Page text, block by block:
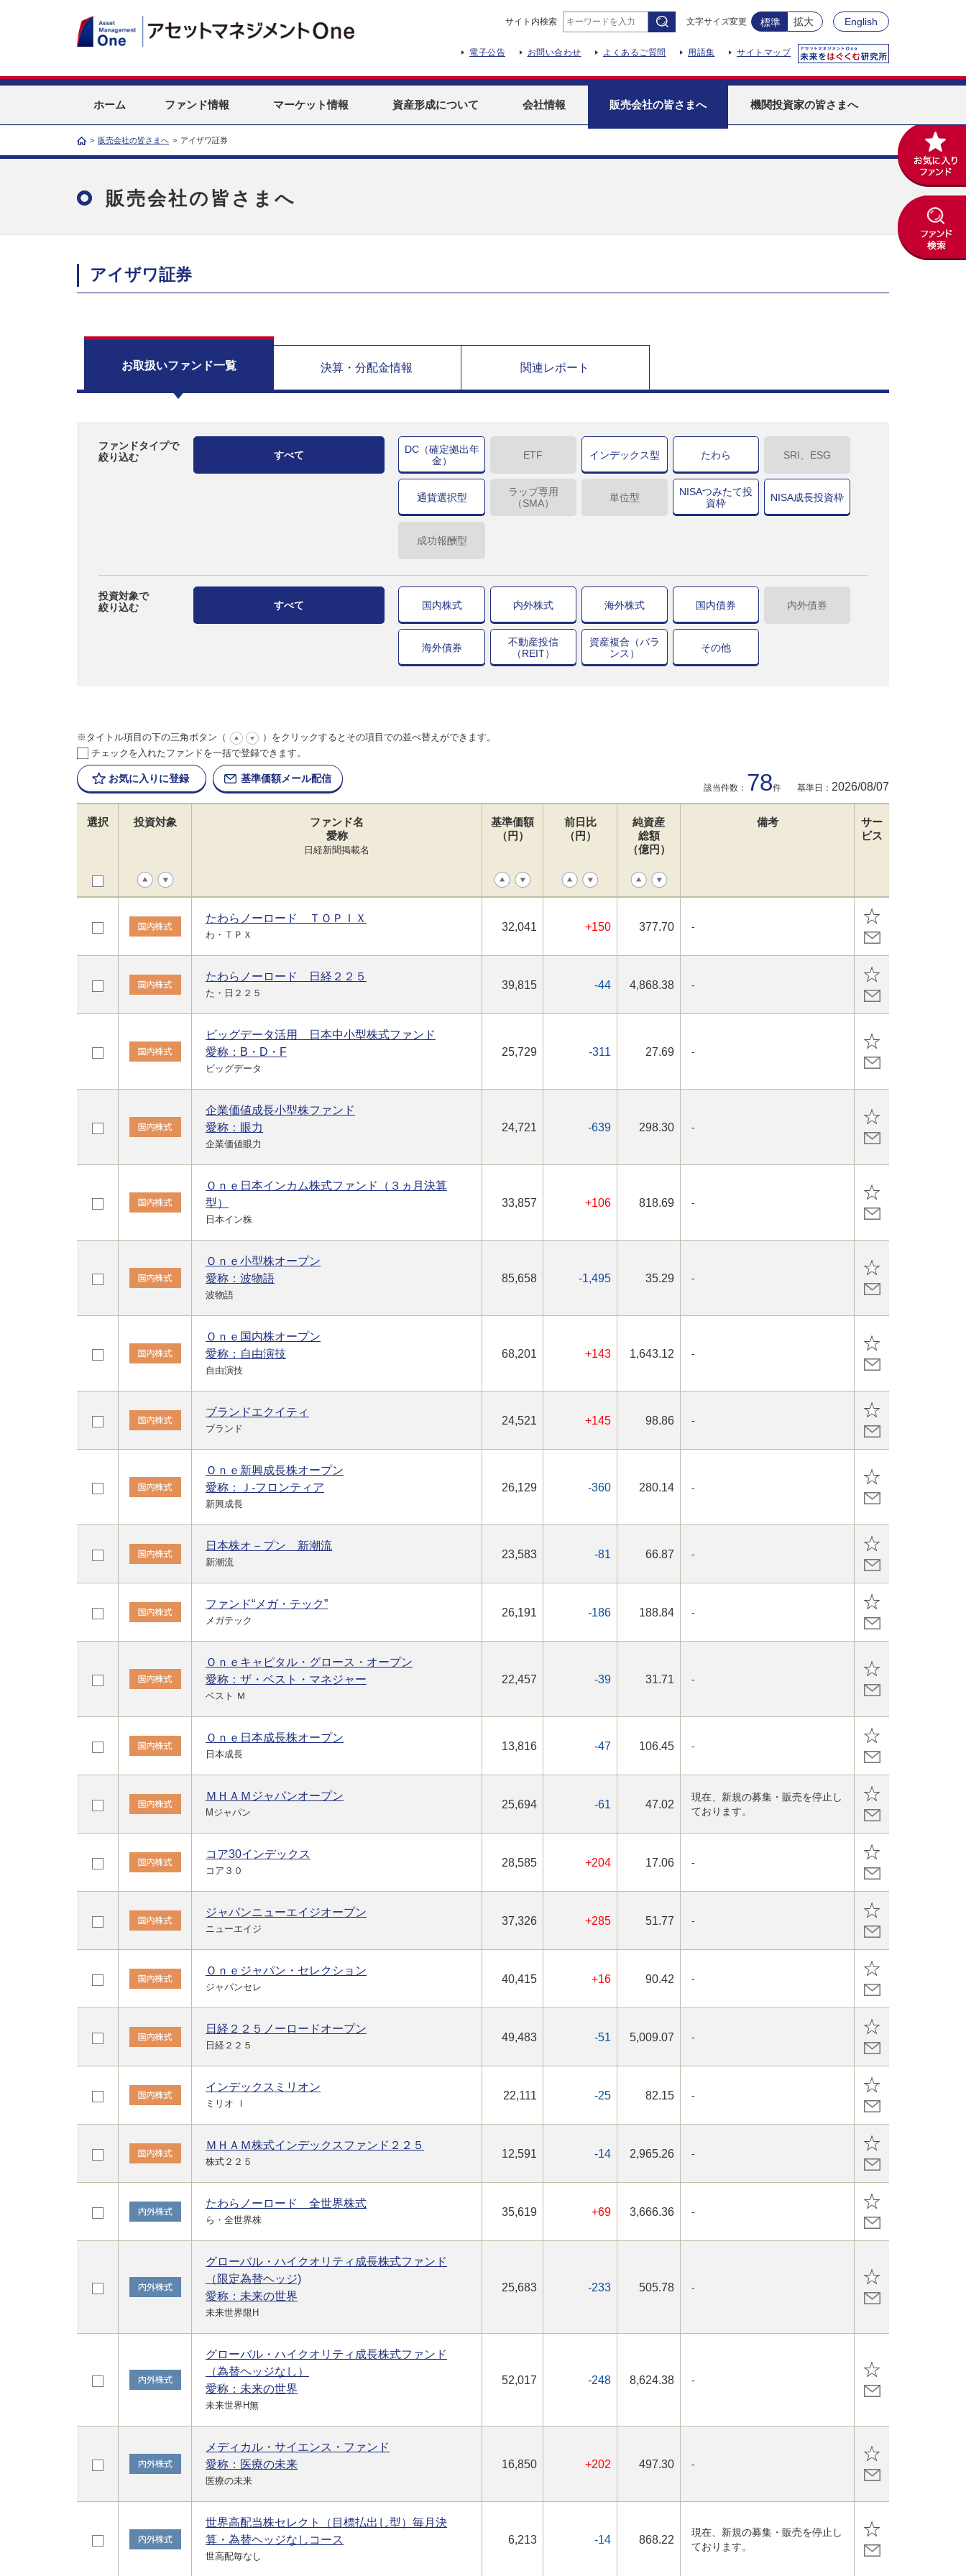
サイト内検索 文字サイズ変更 標準 拡大 English
電子公告 お問い合わせ よくあるご質問 用語集 サイトマップ
ホーム ファンド情報 マーケット情報 資産形成について 会社情報 販売会社の皆さまへ 機関投資家の皆さまへ
> 販売会社の皆さまへ > アイザワ証券
販売会社の皆さまへ
アイザワ証券
お取扱いファンド一覧 決算・分配金情報 関連レポート
ファンドタイプで
絞り込む
すべて
DC（確定拠出年
金）
ETF インデックス型 たわら SRI、ESG
通貨選択型
ラップ専用
（SMA）
単位型
NISAつみたて投
資枠
NISA成長投資枠
成功報酬型
投資対象で
絞り込む
すべて 国内株式 内外株式 海外株式 国内債券 内外債券
海外債券
不動産投信
（REIT）
資産複合（バラ
ンス）
その他
※タイトル項目の下の三角ボタン（
）をクリックするとその項目での並べ替えができます。
チェックを入れたファンドを一括で登録できます。
お気に入りに登録 基準価額メール配信
該当件数： 78件 基準日： 2026/08/07
選択 投資対象
ファンド名
愛称
日経新聞掲載名
基準価額
（円）
前日比
（円）
純資産
総額
（億円）
備考
サー
ビス
たわらノーロード ＴＯＰＩＸ
わ・ＴＰＸ
32,041 +150 377.70 -
たわらノーロード 日経２２５
た・日２２５
39,815 -44 4,868.38 -
ビッグデータ活用 日本中小型株式ファンド
愛称：B・D・F
ビッグデータ
25,729 -311 27.69 -
企業価値成長小型株ファンド
愛称：眼力
企業価値眼力
24,721 -639 298.30 -
Ｏｎｅ日本インカム株式ファンド（３ヵ月決算
型）
日本イン株
33,857 +106 818.69 -
Ｏｎｅ小型株オープン
愛称：波物語
波物語
85,658 -1,495 35.29 -
Ｏｎｅ国内株オープン
愛称：自由演技
自由演技
68,201 +143 1,643.12 -
ブランドエクイティ
ブランド
24,521 +145 98.86 -
Ｏｎｅ新興成長株オープン
愛称：Ｊ-フロンティア
新興成長
26,129 -360 280.14 -
日本株オ－プン 新潮流
新潮流
23,583 -81 66.87 -
ファンド“メガ・テック”
メガテック
26,191 -186 188.84 -
Ｏｎｅキャピタル・グロース・オープン
愛称：ザ・ベスト・マネジャー
ベスト Ｍ
22,457 -39 31.71 -
Ｏｎｅ日本成長株オープン
日本成長
13,816 -47 106.45 -
ＭＨＡＭジャパンオープン
Mジャパン
25,694 -61 47.02
現在、新規の募集・販売を停止し
ております。
コア30インデックス
コア３０
28,585 +204 17.06 -
ジャパンニューエイジオープン
ニューエイジ
37,326 +285 51.77 -
Ｏｎｅジャパン・セレクション
ジャパンセレ
40,415 +16 90.42 -
日経２２５ノーロードオープン
日経２２５
49,483 -51 5,009.07 -
インデックスミリオン
ミリオ Ｉ
22,111 -25 82.15 -
ＭＨＡＭ株式インデックスファンド２２５
株式２２５
12,591 -14 2,965.26 -
たわらノーロード 全世界株式
ら・全世界株
35,619 +69 3,666.36 -
グローバル・ハイクオリティ成長株式ファンド
（限定為替ヘッジ)
愛称：未来の世界
未来世界限H
25,683 -233 505.78 -
グローバル・ハイクオリティ成長株式ファンド
（為替ヘッジなし）
愛称：未来の世界
未来世界H無
52,017 -248 8,624.38 -
メディカル・サイエンス・ファンド
愛称：医療の未来
医療の未来
16,850 +202 497.30 -
世界高配当株セレクト（目標払出し型）毎月決
算・為替ヘッジなしコース
世高配毎なし
6,213 -14 868.22
現在、新規の募集・販売を停止し
ております。